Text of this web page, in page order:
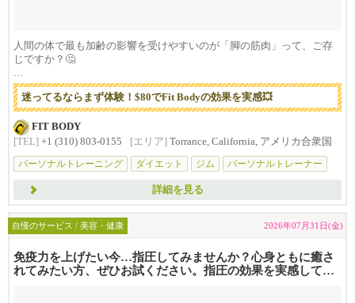
人間の体で最も加齢の影響を受けやすいのが「脚の筋肉」って、ご存
じですか？🤔
実は30歳から80歳までの間に...
迷ってるならまず体験！$80でFit Bodyの効果を実感💥
FIT BODY
[TEL] +1 (310) 803-0155 [エリア] Torrance, California, アメリカ合衆国
パーソナルトレーニング
ダイエット ジム パーソナルトレーナー
詳細を見る
自慢のサービス / 美容・健康 2026年07月31日(金)
免疫力を上げたい今…指圧してみませんか？心身ともに癒さ
れてみたい方、ぜひお試ください。指圧の効果を実感してく